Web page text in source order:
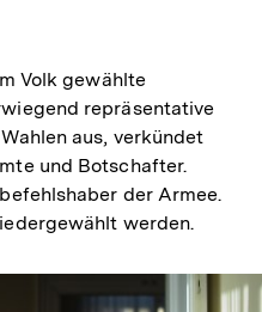
Volk gewählte
repräsentative
aus, verkündet
und Botschafter.
der Armee.
werden.